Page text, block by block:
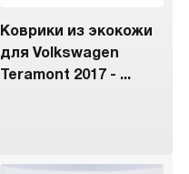
Коврики из экокожи
для Volkswagen
Teramont 2017 - ...